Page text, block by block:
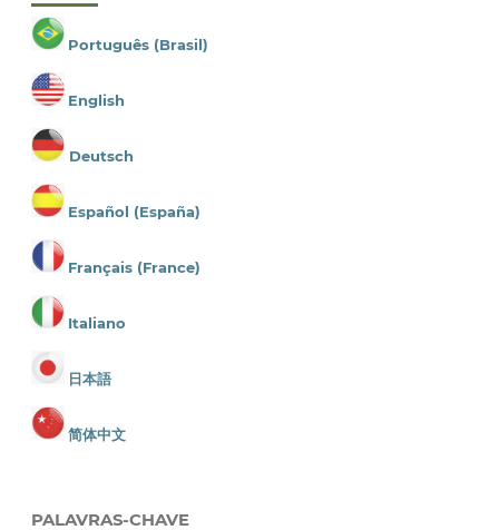
Português (Brasil)
English
Deutsch
Español (España)
Français (France)
Italiano
日本語
简体中文
PALAVRAS-CHAVE